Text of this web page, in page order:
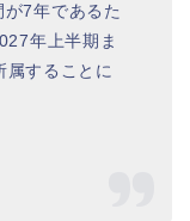
7年であるた
年上半期ま
することに